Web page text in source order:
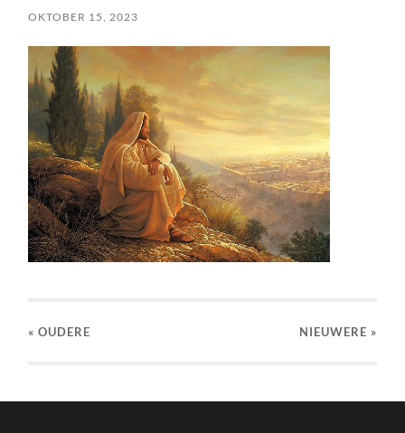
OKTOBER 15, 2023
« OUDERE NIEUWERE »